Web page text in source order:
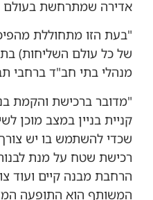
אדירה שמתרחשת בעולם
"בעת הזו מתחוללת
של כל עולם השליחות)
מנהלי בתי חב"ד ברחבי
"מדובר ברכישת והקמת
קניית בניין במצב מוכן
שכדי להשתמש בו יש
רכישת שטח על מנת
הרחבת מבנה קיים ועוד
המשותף הוא התופעה